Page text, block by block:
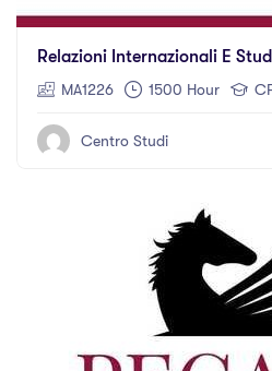
Relazioni Internazionali E
MA1226 1500 Hour
Centro Studi